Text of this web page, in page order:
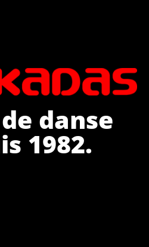
danse
1982.